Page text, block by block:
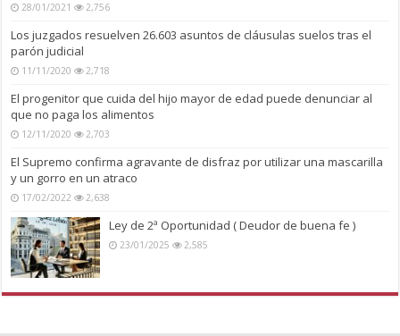
28/01/2021 2,756
Los juzgados resuelven 26.603 asuntos de cláusulas suelos tras el
parón judicial
11/11/2020 2,718
El progenitor que cuida del hijo mayor de edad puede denunciar al
que no paga los alimentos
12/11/2020 2,703
El Supremo confirma agravante de disfraz por utilizar una mascarilla
y un gorro en un atraco
17/02/2022 2,638
Ley de 2ª Oportunidad ( Deudor de buena fe )
23/01/2025 2,585